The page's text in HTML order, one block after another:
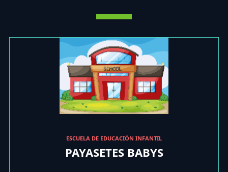
ESCUELA DE EDUCACIÓN INFANTIL
PAYASETES BABYS